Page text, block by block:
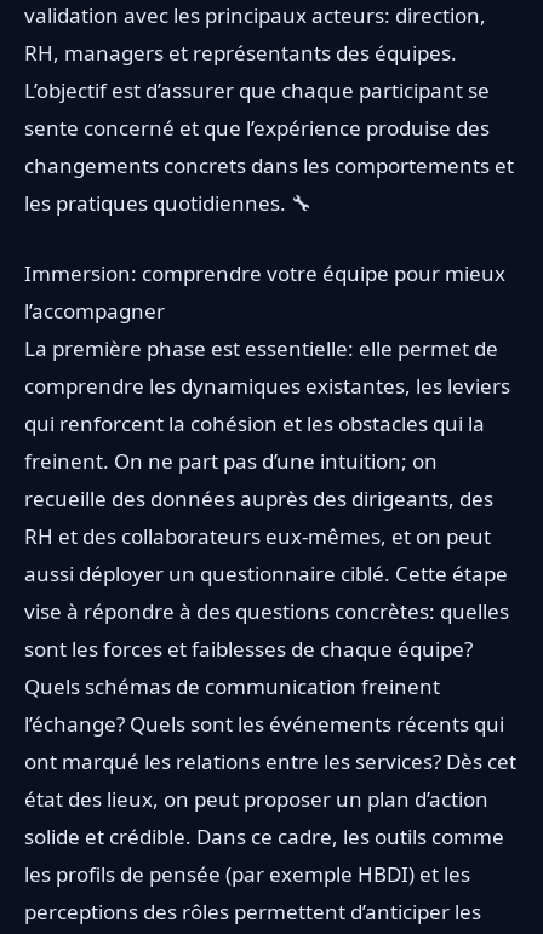
validation avec les principaux acteurs: direction,
RH, managers et représentants des équipes.
L’objectif est d’assurer que chaque participant se
sente concerné et que l’expérience produise des
changements concrets dans les comportements et
les pratiques quotidiennes. 🔧
Immersion: comprendre votre équipe pour mieux
l’accompagner
La première phase est essentielle: elle permet de
comprendre les dynamiques existantes, les leviers
qui renforcent la cohésion et les obstacles qui la
freinent. On ne part pas d’une intuition; on
recueille des données auprès des dirigeants, des
RH et des collaborateurs eux-mêmes, et on peut
aussi déployer un questionnaire ciblé. Cette étape
vise à répondre à des questions concrètes: quelles
sont les forces et faiblesses de chaque équipe?
Quels schémas de communication freinent
l’échange? Quels sont les événements récents qui
ont marqué les relations entre les services? Dès cet
état des lieux, on peut proposer un plan d’action
solide et crédible. Dans ce cadre, les outils comme
les profils de pensée (par exemple HBDI) et les
perceptions des rôles permettent d’anticiper les